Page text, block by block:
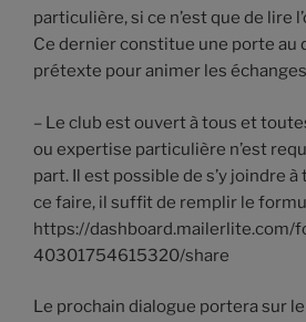
particulière, si ce n’est que de lire
Ce dernier constitue une porte au
prétexte pour animer les
– Le club est ouvert à tous et
ou expertise particulière n’est
part. Il est possible de s’y joindre
ce faire, il suffit de remplir le
https://
40301754615320/share
Le prochain dialogue portera sur le